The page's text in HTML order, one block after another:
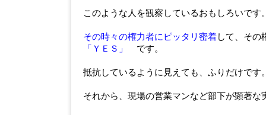
このような人を観察しているおもしろいです
その時々の権力者にピッタリ密着して、その
「ＹＥＳ」
です。
抵抗しているように見えても、ふりだけです
それから、現場の営業マンなど部下が顕著な